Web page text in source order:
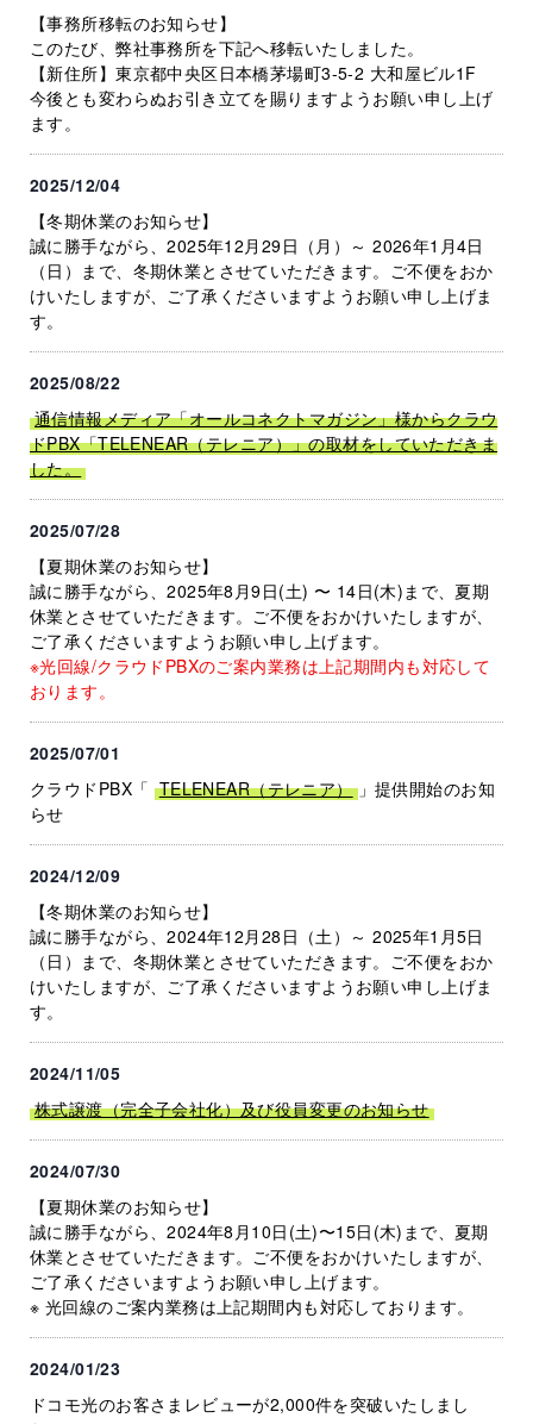
【事務所移転のお知らせ】
このたび、弊社事務所を下記へ移転いたしました。
【新住所】東京都中央区日本橋茅場町3-5-2 大和屋ビル1F
今後とも変わらぬお引き立てを賜りますようお願い申し上げ
ます。
2025/12/04
【冬期休業のお知らせ】
誠に勝手ながら、2025年12月29日（月）～ 2026年1月4日
（日）まで、冬期休業とさせていただきます。ご不便をおか
けいたしますが、ご了承くださいますようお願い申し上げま
す。
2025/08/22
通信情報メディア「オールコネクトマガジン」様からクラウ
ドPBX「TELENEAR（テレニア）」の取材をしていただきま
した。
2025/07/28
【夏期休業のお知らせ】
誠に勝手ながら、2025年8月9日(土) 〜 14日(木)まで、夏期
休業とさせていただきます。ご不便をおかけいたしますが、
ご了承くださいますようお願い申し上げます。
※光回線/クラウドPBXのご案内業務は上記期間内も対応して
おります。
2025/07/01
クラウドPBX「 TELENEAR（テレニア） 」提供開始のお知
らせ
2024/12/09
【冬期休業のお知らせ】
誠に勝手ながら、2024年12月28日（土）～ 2025年1月5日
（日）まで、冬期休業とさせていただきます。ご不便をおか
けいたしますが、ご了承くださいますようお願い申し上げま
す。
2024/11/05
株式譲渡（完全子会社化）及び役員変更のお知らせ
2024/07/30
【夏期休業のお知らせ】
誠に勝手ながら、2024年8月10日(土)〜15日(木)まで、夏期
休業とさせていただきます。ご不便をおかけいたしますが、
ご了承くださいますようお願い申し上げます。
※ 光回線のご案内業務は上記期間内も対応しております。
2024/01/23
ドコモ光のお客さまレビューが2,000件を突破いたしまし